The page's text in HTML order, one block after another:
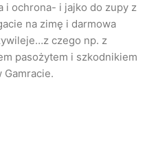
i ochrona- i jajko do zupy z
na zimę i darmowa
czego np. z
pasożytem i szkodnikiem
Gamracie.